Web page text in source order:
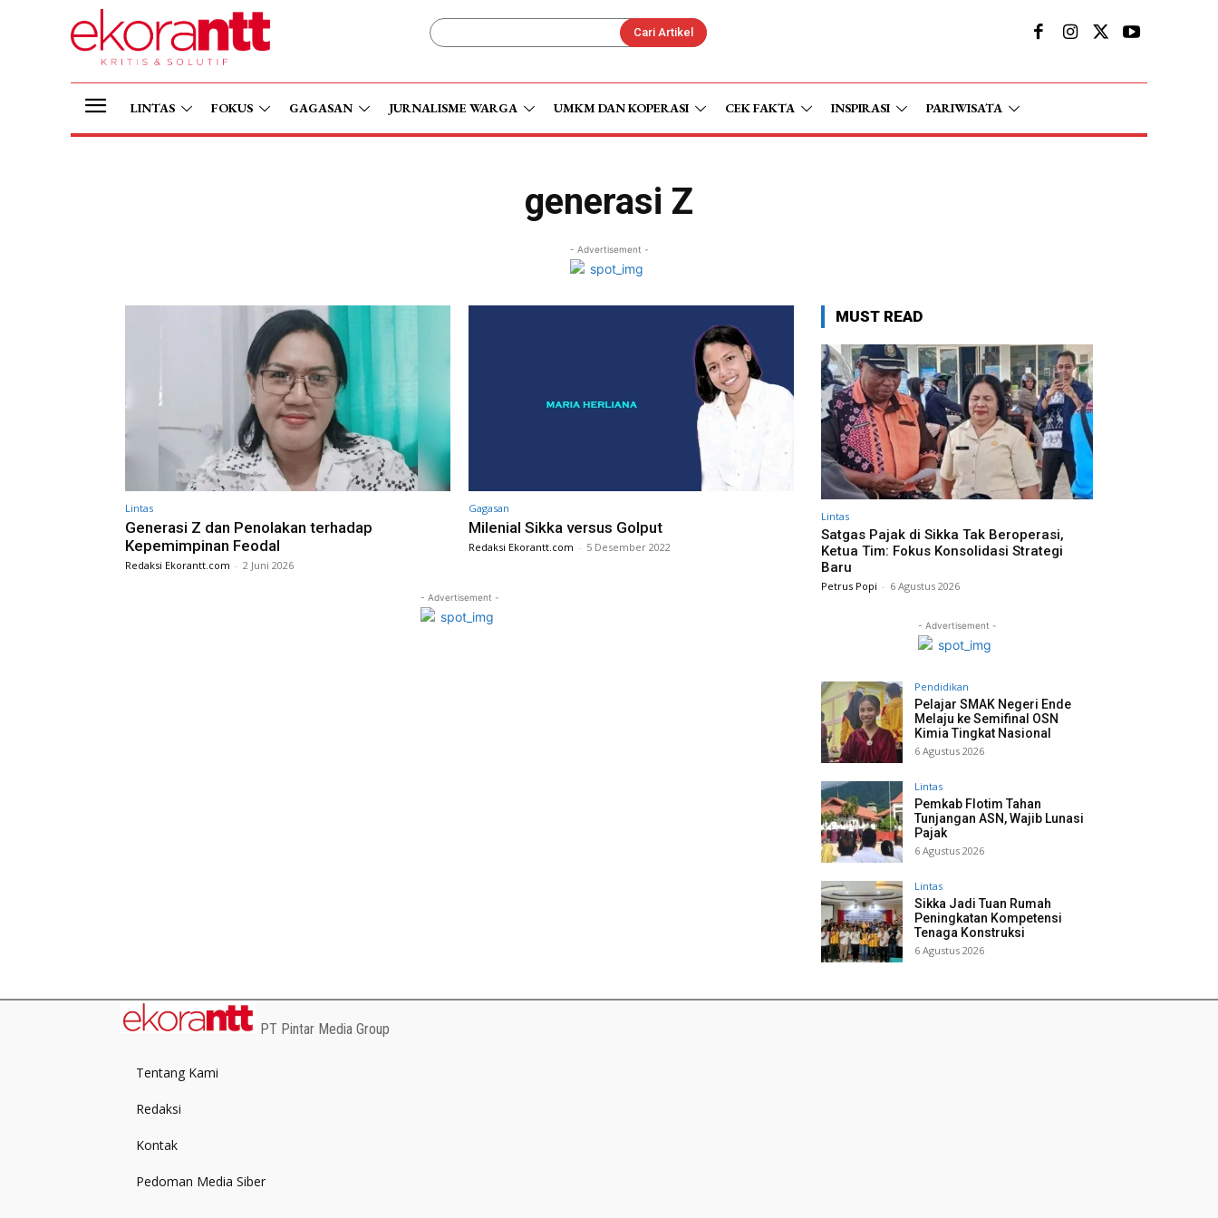
Cari Artikel
LINTAS FOKUS GAGASAN JURNALISME WARGA UMKM DAN KOPERASI CEK FAKTA INSPIRASI PARIWISATA
generasi Z
- Advertisement -
Lintas
Generasi Z dan Penolakan terhadap
Kepemimpinan Feodal
Redaksi Ekorantt.com - 2 Juni 2026
Gagasan
Milenial Sikka versus Golput
Redaksi Ekorantt.com - 5 Desember 2022
- Advertisement -
MUST READ
Lintas
Satgas Pajak di Sikka Tak Beroperasi,
Ketua Tim: Fokus Konsolidasi Strategi
Baru
Petrus Popi - 6 Agustus 2026
- Advertisement -
Pendidikan
Pelajar SMAK Negeri Ende
Melaju ke Semifinal OSN
Kimia Tingkat Nasional
6 Agustus 2026
Lintas
Pemkab Flotim Tahan
Tunjangan ASN, Wajib Lunasi
Pajak
6 Agustus 2026
Lintas
Sikka Jadi Tuan Rumah
Peningkatan Kompetensi
Tenaga Konstruksi
6 Agustus 2026
PT Pintar Media Group
Tentang Kami
Redaksi
Kontak
Pedoman Media Siber